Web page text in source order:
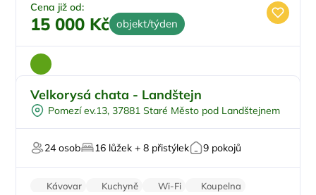
Cena již od:
15 000 Kč objekt/týden
Venkovní bazén
Pro relaxaci
Pro svatby a oslavy
Velkorysá chata - Landštejn
Pomezí ev.13, 37881 Staré Město pod Landštejnem
24 osob 16 lůžek + 8 přistýlek 9 pokojů
Kávovar Kuchyně Wi-Fi
Koupelna